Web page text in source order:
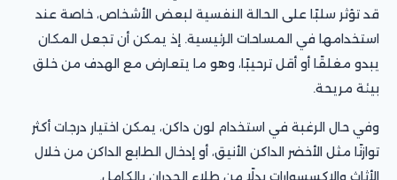
قد تؤثر سلبًا على الحالة النفسية لبعض الأشخاص، خاصة عند
استخدامها في المساحات الرئيسية. إذ يمكن أن تجعل المكان
يبدو مغلقًا أو أقل ترحيبًا، وهو ما يتعارض مع الهدف من خلق
بيئة مريحة.
وفي حال الرغبة في استخدام لون داكن، يمكن اختيار درجات أكثر
توازنًا مثل الأخضر الداكن الأنيق، أو إدخال الطابع الداكن من خلال
الأثاث والإكسسوارات بدلًا من طلاء الجدران بالكامل.